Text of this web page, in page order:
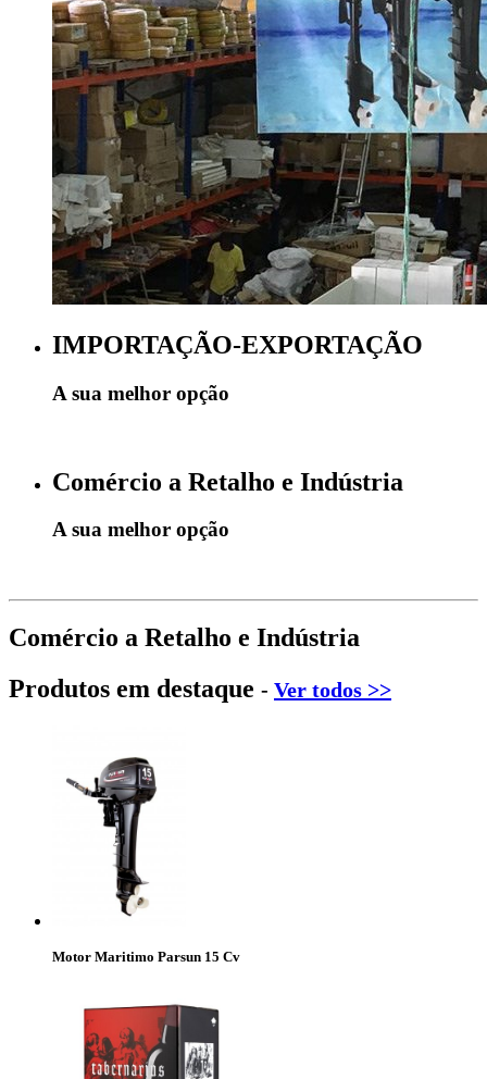
IMPORTAÇÃO-EXPORTAÇÃO
A sua melhor opção
Comércio a Retalho e Indústria
A sua melhor opção
Comércio a Retalho e Indústria
Produtos em destaque - Ver todos >>
Motor Maritimo Parsun 15 Cv